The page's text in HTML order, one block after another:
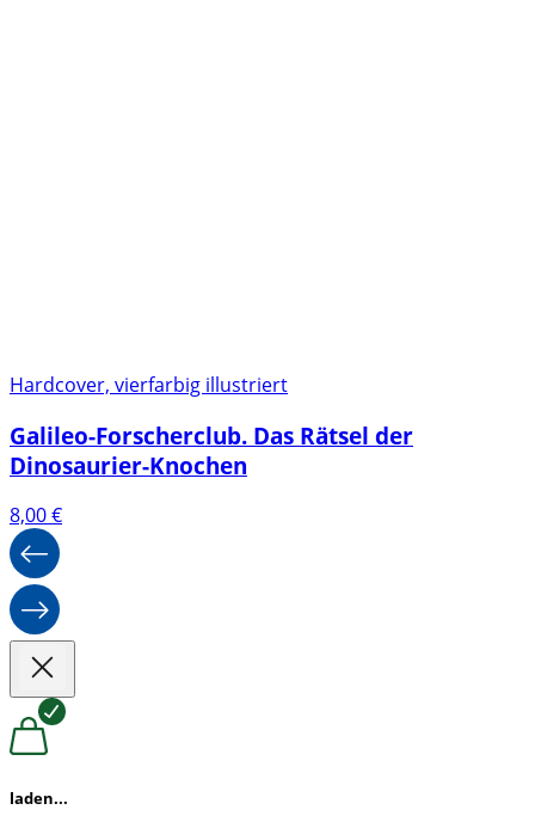
Hardcover, vierfarbig illustriert
Galileo-Forscherclub. Das Rätsel der
Dinosaurier-Knochen
8,00€
laden...